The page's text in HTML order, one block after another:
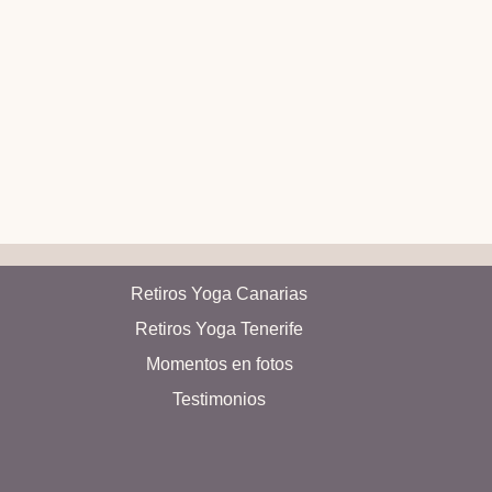
Retiros Yoga Canarias
Retiros Yoga Tenerife
Momentos en fotos
Testimonios